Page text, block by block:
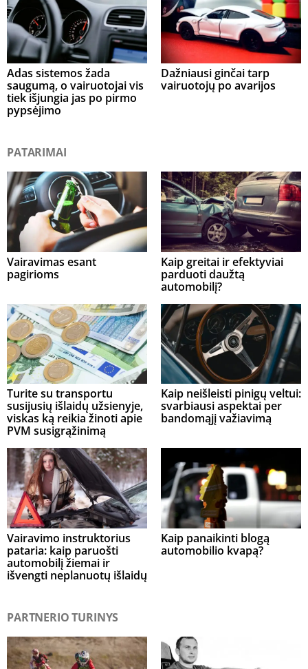
Adas sistemos žada
saugumą, o vairuotojai vis
tiek išjungia jas po pirmo
pypsėjimo
Dažniausi ginčai tarp
vairuotojų po avarijos
PATARIMAI
Vairavimas esant
pagirioms
Kaip greitai ir efektyviai
parduoti daužtą
automobilį?
Turite su transportu
susijusių išlaidų užsienyje,
viskas ką reikia žinoti apie
PVM susigrąžinimą
Kaip neišleisti pinigų veltui:
svarbiausi aspektai per
bandomąjį važiavimą
Vairavimo instruktorius
pataria: kaip paruošti
automobilį žiemai ir
išvengti neplanuotų išlaidų
Kaip panaikinti blogą
automobilio kvapą?
PARTNERIO TURINYS